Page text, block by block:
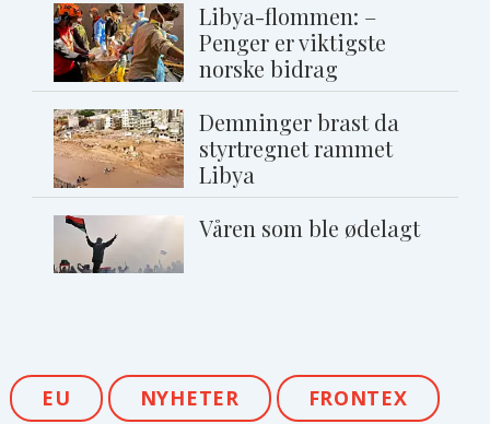
Libya-flommen: –
Penger er viktigste
norske bidrag
Demninger brast da
styrtregnet rammet
Libya
Våren som ble ødelagt
EU NYHETER FRONTEX